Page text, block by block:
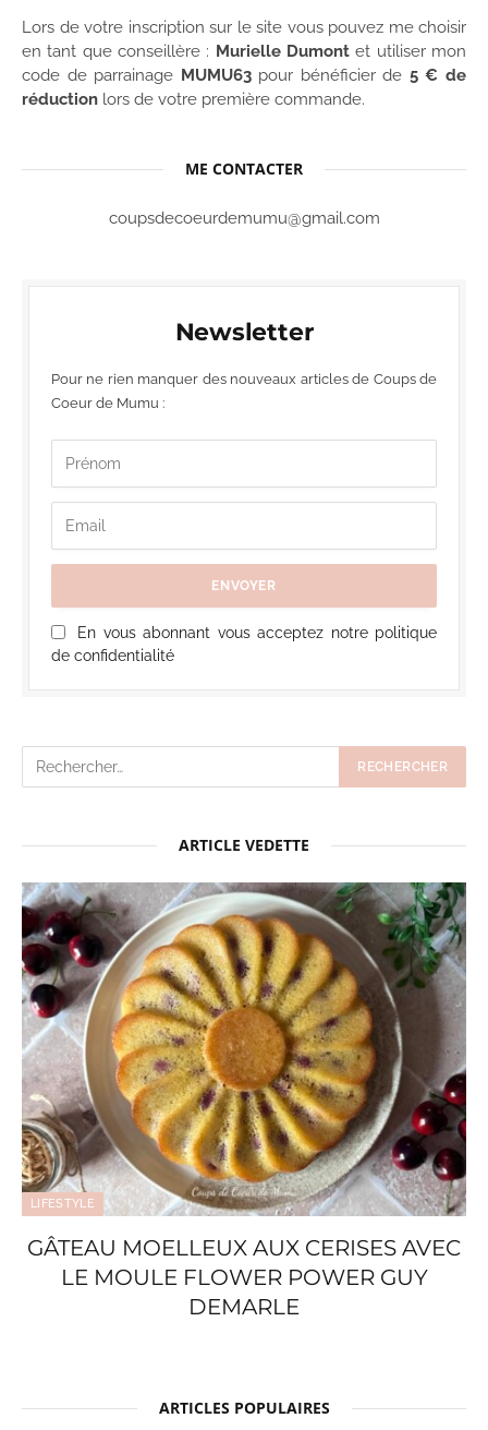
Lors de votre inscription sur le site vous pouvez me choisir
en tant que conseillère : Murielle Dumont et utiliser mon
code de parrainage MUMU63pour bénéficier de 5 € de
réduction lors de votre première commande.
ME CONTACTER
coupsdecoeurdemumu@gmail.com
Newsletter
Pour ne rien manquer des nouveaux articles de Coups de
Coeur de Mumu :
En vous abonnant vous acceptez notre politique
de confidentialité
ARTICLE VEDETTE
LIFESTYLE
GÂTEAU MOELLEUX AUX CERISES AVEC
LE MOULE FLOWER POWER GUY
DEMARLE
ARTICLES POPULAIRES